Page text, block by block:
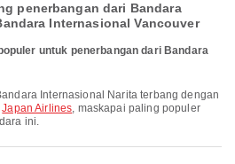
penerbangan dari Bandara
Internasional Vancouver
untuk penerbangan dari Bandara
Internasional Narita terbang dengan
Japan Airlines, maskapai paling populer
ini.